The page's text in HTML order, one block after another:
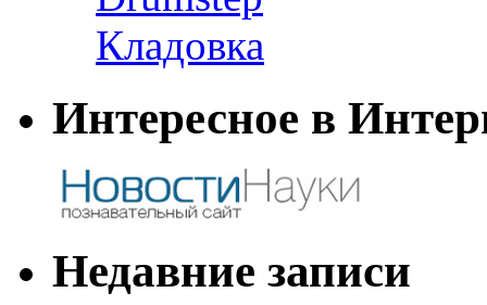
Кладовка
Интересное в
Недавние записи